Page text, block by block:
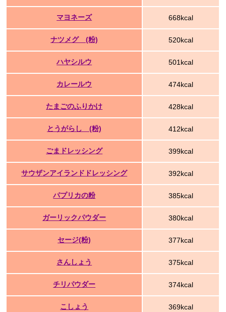
マヨネーズ 668kcal
ナツメグ (粉) 520kcal
ハヤシルウ 501kcal
カレールウ 474kcal
たまごのふりかけ 428kcal
とうがらし (粉) 412kcal
ごまドレッシング 399kcal
サウザンアイランドドレッシング 392kcal
パプリカの粉 385kcal
ガーリックパウダー 380kcal
セージ(粉) 377kcal
さんしょう 375kcal
チリパウダー 374kcal
こしょう 369kcal